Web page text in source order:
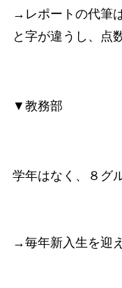
→レポートの代筆
と字が違うし、点
▼教務部
学年はなく、８グ
→毎年新入生を迎